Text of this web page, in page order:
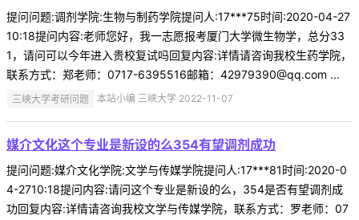
提问问题:调剂学院:生物与制药学院提问人:17***75时间:2020-04-27
10:18提问内容:老师您好，我一志愿报考厦门大学微生物学，总分33
1，请问可以今年进入贵校复试吗回复内容:详情请咨询我校生药学院，
联系方式：郑老师：0717-6395516邮箱：42979390@qq.com ...
三峡大学考研问题 本站小编 三峡大学 2022-11-07
媒介文化这个专业是新设的么354有望调剂成功
提问问题:媒介文化学院:文学与传媒学院提问人:17***81时间:2020-0
4-2710:18提问内容:请问这个专业是新设的么，354是否有望调剂成
功回复内容:详情请咨询我校文学与传媒学院，联系方式：罗老师：07